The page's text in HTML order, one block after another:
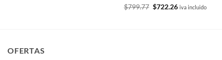
Valorado
$799.77 El
precio
$722.26Eliva incluido
OFERTAS